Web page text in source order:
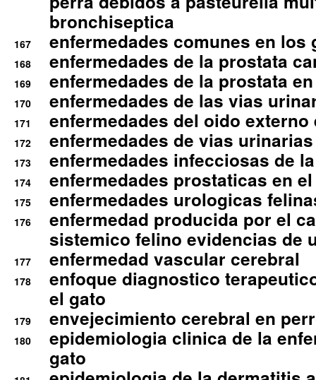
bronchiseptica
167 enfermedades comunes en los
168 enfermedades de la prostata
169 enfermedades de la prostata
170 enfermedades de las vias
171 enfermedades del oido
172 enfermedades de vias
173 enfermedades infecciosas de
174 enfermedades prostaticas en
175 enfermedades urologicas
176
enfermedad producida por el
sistemico felino evidencias de
177 enfermedad vascular cerebral
178
enfoque diagnostico
el gato
179 envejecimiento cerebral en
180
epidemiologia clinica de la
gato